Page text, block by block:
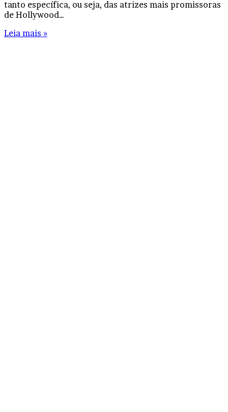
tanto específica, ou seja, das atrizes mais promissoras
de Hollywood…
Leia mais »